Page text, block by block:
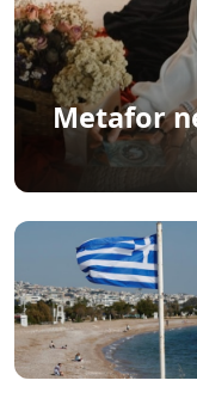
Metafor